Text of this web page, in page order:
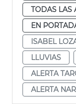
TODAS LAS
EN
ISABEL
LLUVIAS
ALERTA
ALERTA